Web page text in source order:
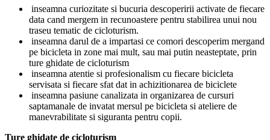
inseamna curiozitate si bucuria descoperirii activate de fiecare
data cand mergem in recunoastere pentru stabilirea unui nou
traseu tematic de cicloturism.
inseamna darul de a impartasi ce comori descoperim mergand
pe bicicleta in zone mai mult, sau mai putin neasteptate, prin
ture ghidate de cicloturism
inseamna atentie si profesionalism cu fiecare bicicleta
servisata si fiecare sfat dat in achizitionarea de biciclete
inseamna pasiune canalizata in organizarea de cursuri
saptamanale de invatat mersul pe bicicleta si ateliere de
manevrabilitate si siguranta pentru copii.
Ture ghidate de cicloturism